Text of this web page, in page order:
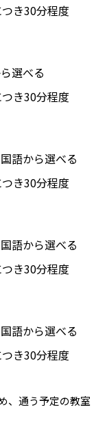
き30分程度
選べる
き30分程度
語から選べる
き30分程度
語から選べる
き30分程度
語から選べる
き30分程度
、通う予定の教室